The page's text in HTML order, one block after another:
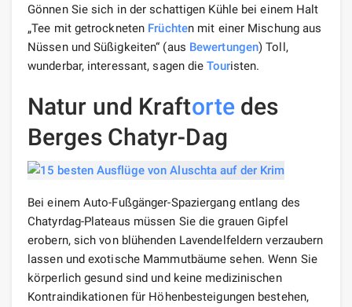
Gönnen Sie sich in der schattigen Kühle bei einem Halt
„Tee mit getrockneten Früchten mit einer Mischung aus
Nüssen und Süßigkeiten“ (aus Bewertungen) Toll,
wunderbar, interessant, sagen dieTouristen.
Natur und Kraftortedes
Berges Chatyr-Dag
Bei einem Auto-Fußgänger-Spaziergang entlang des
Chatyrdag-Plateaus müssen Sie die grauen Gipfel
erobern, sich von blühenden Lavendelfeldern verzaubern
lassen und exotische Mammutbäume sehen. Wenn Sie
körperlich gesund sind und keine medizinischen
Kontraindikationen für Höhenbesteigungen bestehen,